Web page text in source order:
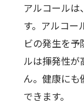
アルコールは
す。アルコー
ビの発生を
ルは揮発性が
ん。健康にも
できます。